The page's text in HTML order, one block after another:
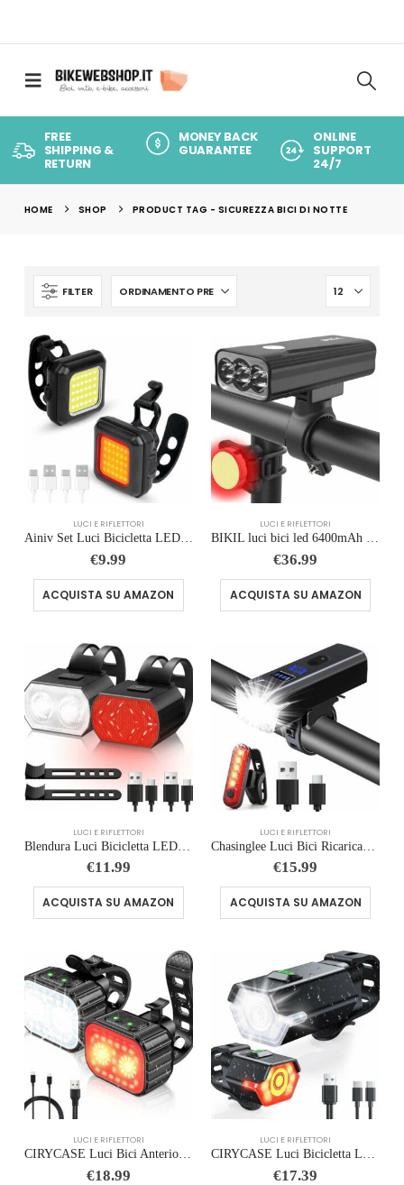
FREE
SHIPPING &
RETURN
MONEY BACK
GUARANTEE
ONLINE
SUPPORT
24/7
HOME SHOP PRODUCT TAG - SICUREZZA BICI DI NOTTE
FILTER
LUCI E RIFLETTORI
Ainiv Set Luci Bicicletta LED Ultra Sottile, Luce Bici Anteriore e Posteriore, USB Ricaricabile Luci Bicicletta, Illuminazion
€9.99
ACQUISTA SU AMAZON
LUCI E RIFLETTORI
€36.99
ACQUISTA SU AMAZON
LUCI E RIFLETTORI
Blendura Luci Bicicletta LED, Luci Bici Anteriore Posteriori USB Ricaricabili Luci per Bicicletta Luce MTB Adatto per Varie B
€11.99
ACQUISTA SU AMAZON
LUCI E RIFLETTORI
Chasinglee Luci Bici Ricaricabili USB,Luci Bicicletta LED Potenti Super Luminoso 2000 Lumens Luce Bici Anteriore e Posteriore
€15.99
ACQUISTA SU AMAZON
LUCI E RIFLETTORI
CIRYCASE Luci Bici Anteriori & Posteriori, USB Ricaricabile Luci Bicicletta LED Super Luminosa, Impermeabile IPX6 Luce Bici,
€18.99
LUCI E RIFLETTORI
CIRYCASE Luci Bicicletta LED, Ricaricabili USB Luci Bici Posteriore e Anteriore Avvertimento Lato 360° Rotabile, Alta Luminos
€17.39